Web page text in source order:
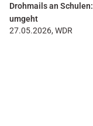
Drohmails an
umgeht
27.05.2026, WDR